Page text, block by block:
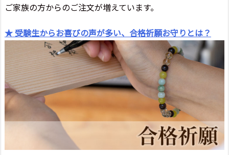
ご家族の方からのご注文が増えています。
★ 受験生からお喜びの声が多い、合格祈願お守りとは？